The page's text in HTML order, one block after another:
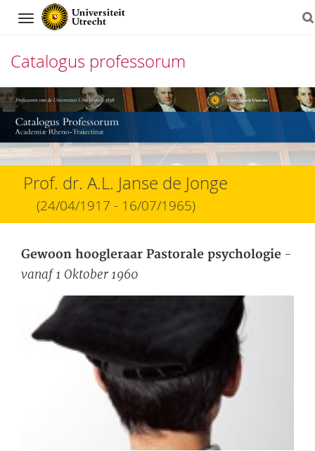
Navigation
Catalogus professorum
Direct
naar
het
inhoud
Prof. dr. A.L. Janse de Jonge
(24/04/1917 - 16/07/1965)
Gewoon hoogleraar Pastorale psychologie -
vanaf 1 Oktober 1960